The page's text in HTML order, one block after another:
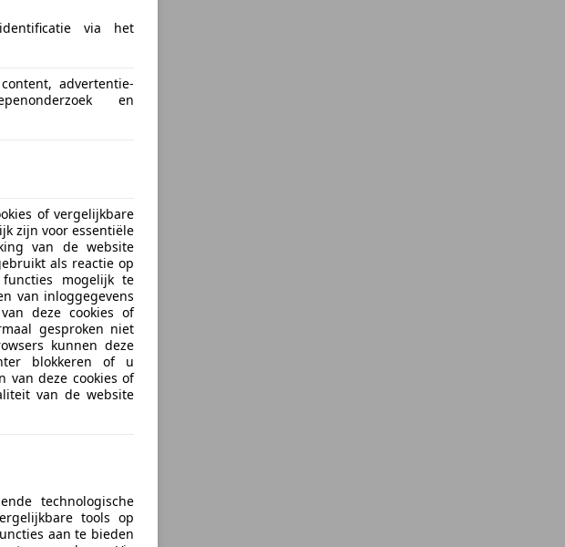
via het
advertentie-
en
of vergelijkbare
zijn voor essentiële
van de website
als reactie op
mogelijk te
van inloggegevens
deze cookies of
gesproken niet
kunnen deze
blokkeren of u
van deze cookies of
van de website
technologische
tools op
aan te bieden